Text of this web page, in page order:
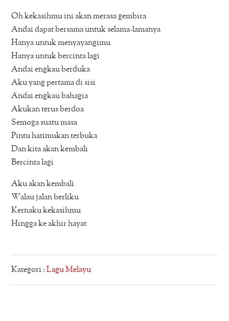
Oh kekasihmu ini akan merasa gembira
Andai dapat bersama untuk selama-lamanya
Hanya untuk menyayangimu
Hanya untuk bercinta lagi
Andai engkau berduka
Aku yang pertama di sisi
Andai engkau bahagia
Akukan terus berdoa
Semoga suatu masa
Pintu hatimukan terbuka
Dan kita akan kembali
Bercinta lagi
Aku akan kembali
Walau jalan berliku
Kernaku kekasihmu
Hingga ke akhir hayat
Kategori :Lagu Melayu